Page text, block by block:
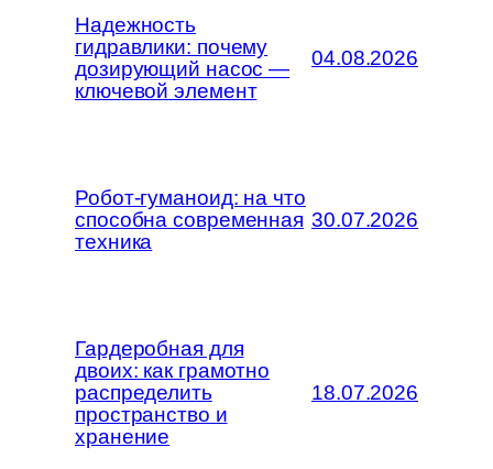
Надежность
гидравлики: почему
дозирующий насос —
ключевой элемент
04.08.2026
Робот-гуманоид: на что
способна современная
техника
30.07.2026
Гардеробная для
двоих: как грамотно
распределить
пространство и
хранение
18.07.2026